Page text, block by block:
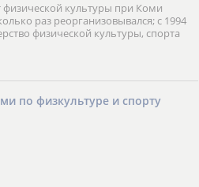
физической культуры при Коми
раз реорганизовывался; с 1994
физической культуры, спорта
по физкультуре и спорту